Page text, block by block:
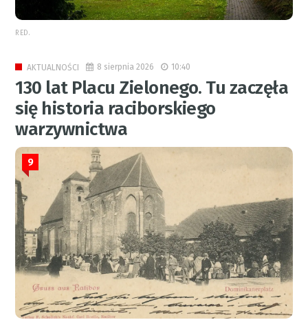
RED.
AKTUALNOŚCI 8 sierpnia 2026 10:40
130 lat Placu Zielonego. Tu zaczęła
się historia raciborskiego
warzywnictwa
9